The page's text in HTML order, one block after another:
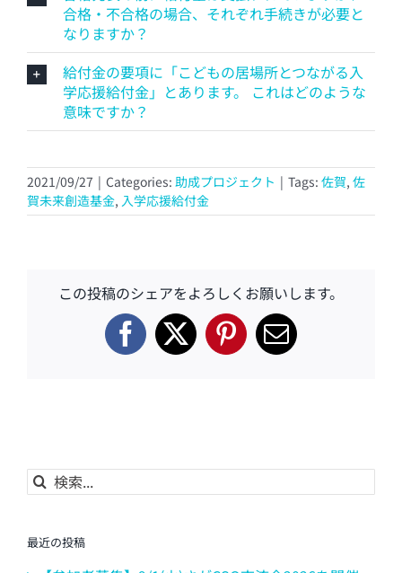
合格・不合格の場合、それぞれ手続きが必要と
なりますか？
給付金の要項に「こどもの居場所とつながる入
学応援給付金」とあります。 これはどのような
意味ですか？
2021/09/27 | Categories: 助成プロジェクト | Tags: 佐賀, 佐
賀未来創造基金, 入学応援給付金
この投稿のシェアをよろしくお願いします。
Facebook
X Pinterest
電
検
索
最近の投稿